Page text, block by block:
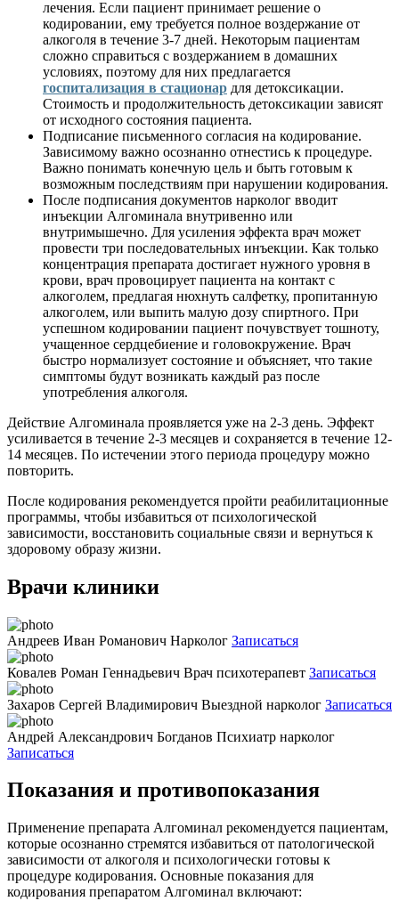
лечения. Если пациент принимает решение о
кодировании, ему требуется полное воздержание от
алкоголя в течение 3-7 дней. Некоторым пациентам
сложно справиться с воздержанием в домашних
условиях, поэтому для них предлагается
госпитализация в стационар для детоксикации.
Стоимость и продолжительность детоксикации зависят
от исходного состояния пациента.
Подписание письменного согласия на кодирование.
Зависимому важно осознанно отнестись к процедуре.
Важно понимать конечную цель и быть готовым к
возможным последствиям при нарушении кодирования.
После подписания документов нарколог вводит
инъекции Алгоминала внутривенно или
внутримышечно. Для усиления эффекта врач может
провести три последовательных инъекции. Как только
концентрация препарата достигает нужного уровня в
крови, врач провоцирует пациента на контакт с
алкоголем, предлагая нюхнуть салфетку, пропитанную
алкоголем, или выпить малую дозу спиртного. При
успешном кодировании пациент почувствует тошноту,
учащенное сердцебиение и головокружение. Врач
быстро нормализует состояние и объясняет, что такие
симптомы будут возникать каждый раз после
употребления алкоголя.
Действие Алгоминала проявляется уже на 2-3 день. Эффект
усиливается в течение 2-3 месяцев и сохраняется в течение 12-
14 месяцев. По истечении этого периода процедуру можно
повторить.
После кодирования рекомендуется пройти реабилитационные
программы, чтобы избавиться от психологической
зависимости, восстановить социальные связи и вернуться к
здоровому образу жизни.
Врачи клиники
Андреев Иван Романович Нарколог Записаться
Ковалев Роман Геннадьевич Врач психотерапевт Записаться
Захаров Сергей Владимирович Выездной нарколог Записаться
Андрей Александрович Богданов Психиатр нарколог
Записаться
Показания и противопоказания
Применение препарата Алгоминал рекомендуется пациентам,
которые осознанно стремятся избавиться от патологической
зависимости от алкоголя и психологически готовы к
процедуре кодирования. Основные показания для
кодирования препаратом Алгоминал включают: